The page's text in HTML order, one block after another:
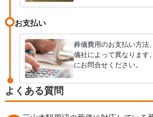
お支払い
葬儀費用のお支払い方法
儀社によって異なります
にお問合せください。
よくある質問